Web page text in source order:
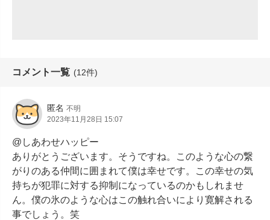
コメント一覧 (12件)
匿名 不明
2023年11月28日 15:07
@しあわせハッピー
ありがとうございます。そうですね。このような心の繋
がりのある仲間に囲まれて僕は幸せです。この幸せの気
持ちが犯罪に対する抑制になっているのかもしれませ
ん。僕の氷のような心はこの触れ合いにより寛解される
事でしょう。笑